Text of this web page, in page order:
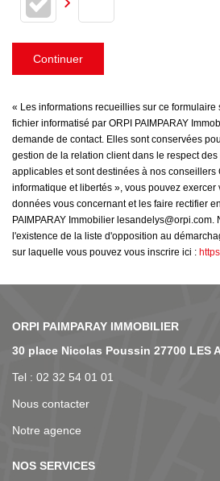
Continuer
« Les informations recueillies sur ce formulaire
fichier informatisé par ORPI PAIMPARAY
demande de contact. Elles sont conservées
gestion de la relation client dans le respect
applicables et sont destinées à nos conseillers
informatique et libertés », vous pouvez exercer
données vous concernant et les faire rectifier
PAIMPARAY Immobilier lesandelys@orpi.com.
l'existence de la liste d'opposition au
sur laquelle vous pouvez vous inscrire ici :
NOS AGENCES
30 place Nicolas Poussin 27700 LES
Tel : 02 32 54 01 01
Nous contacter
Notre agence
NOS SERVICES